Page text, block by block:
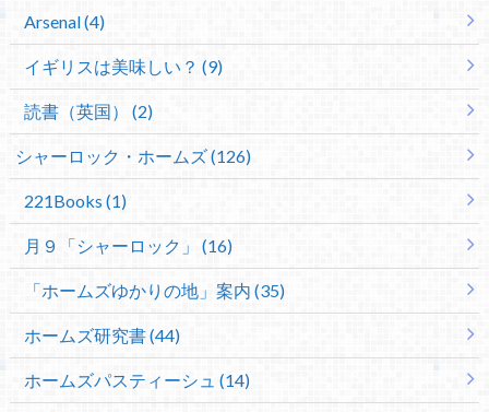
Arsenal (4)
イギリスは美味しい？ (9)
読書（英国） (2)
シャーロック・ホームズ (126)
221Books (1)
月９「シャーロック」 (16)
「ホームズゆかりの地」案内 (35)
ホームズ研究書 (44)
ホームズパスティーシュ (14)